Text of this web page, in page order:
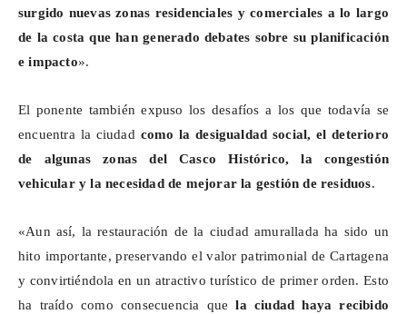
surgido nuevas zonas residenciales y comerciales a lo largo
de la costa que han generado debates sobre su planificación
e impacto».
El ponente también expuso los desafíos a los que todavía se
encuentra la ciudad como la desigualdad social, el deterioro
de algunas zonas del Casco Histórico, la congestión
vehicular y la necesidad de mejorar la gestión de residuos.
«Aun así, la restauración de la ciudad amurallada ha sido un
hito importante, preservando el valor patrimonial de Cartagena
y convirtiéndola en un atractivo turístico de primer orden. Esto
ha traído como consecuencia quela ciudad haya recibido